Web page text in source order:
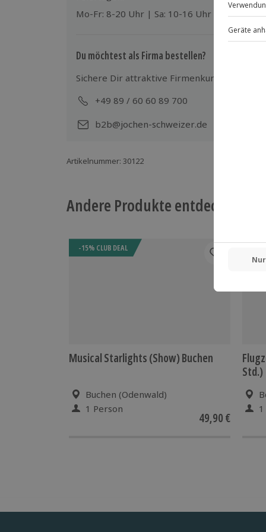
Mo-Fr: 8-20 Uhr | Sa: 10-16 Uhr
Du möchtest als Firma bestellen?
Sichere Dir attraktive Firmenkunden Vorteile.
+49 89 / 60 60 89 700
b2b@jochen-schweizer.de
Artikelnummer: 30122
Andere Produkte entdecken
-15% CLUB DEAL
Musical Starlights (Show) Buchen
Buchen (Odenwald)
1 Person
49,90 €
Std.)